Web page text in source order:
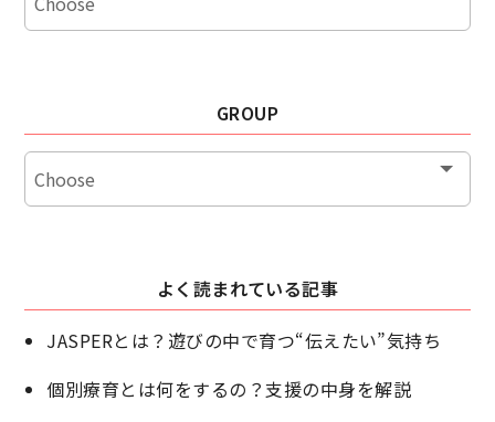
GROUP
よく読まれている記事
JASPERとは？遊びの中で育つ“伝えたい”気持ち
個別療育とは何をするの？支援の中身を解説